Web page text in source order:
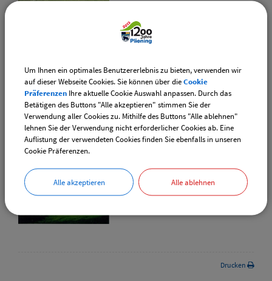
BRK Kinderkrippe
Sonnenschein
Details ansehen
AWO Kinderhaus Pliening
Details ansehen
Drucken
Um Ihnen ein optimales Benutzererlebnis zu bieten, verwenden wir
auf dieser Webseite Cookies. Sie können über dieCookie
Präferenzen Ihre aktuelle Cookie Auswahl anpassen. Durch das
Betätigen des Buttons "Alle akzeptieren" stimmen Sie der
Verwendung aller Cookies zu. Mithilfe des Buttons "Alle ablehnen"
lehnen Sie der Verwendung nicht erforderlicher Cookies ab. Eine
Auflistung der verwendeten Cookies finden Sie ebenfalls in unseren
Cookie Präferenzen.
Alle akzeptieren Alle ablehnen